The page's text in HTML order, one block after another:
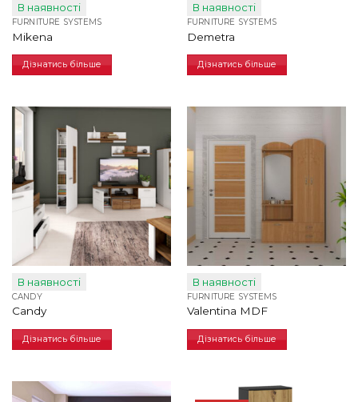
В наявності
FURNITURE SYSTEMS
Mikena
Дізнатись більше
В наявності
FURNITURE SYSTEMS
Demetra
Дізнатись більше
В наявності
CANDY
Сandy
Дізнатись більше
В наявності
FURNITURE SYSTEMS
Valentina MDF
Дізнатись більше